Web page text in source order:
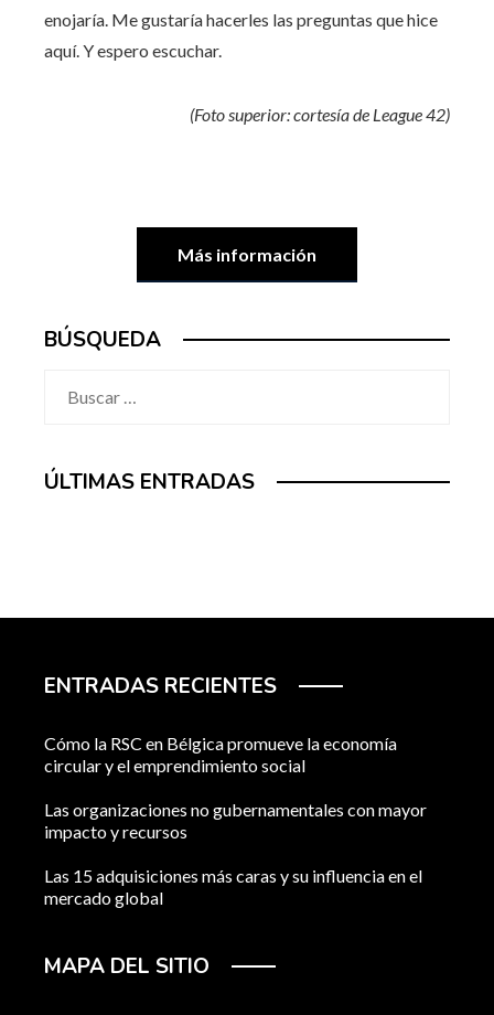
enojaría. Me gustaría hacerles las preguntas que hice
aquí. Y espero escuchar.
(Foto superior: cortesía de League 42)
Más información
BÚSQUEDA
ÚLTIMAS ENTRADAS
ENTRADAS RECIENTES
Cómo la RSC en Bélgica promueve la economía
circular y el emprendimiento social
Las organizaciones no gubernamentales con mayor
impacto y recursos
Las 15 adquisiciones más caras y su influencia en el
mercado global
MAPA DEL SITIO